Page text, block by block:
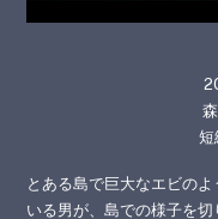
短
とある島で巨大なエビの
いる男が、島での様子を